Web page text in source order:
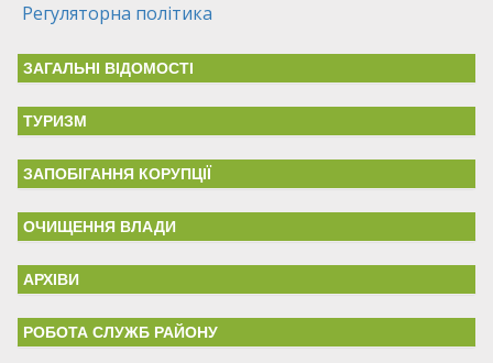
Регуляторна політика
ЗАГАЛЬНІ ВІДОМОСТІ
ТУРИЗМ
ЗАПОБІГАННЯ КОРУПЦІЇ
ОЧИЩЕННЯ ВЛАДИ
АРХІВИ
РОБОТА СЛУЖБ РАЙОНУ